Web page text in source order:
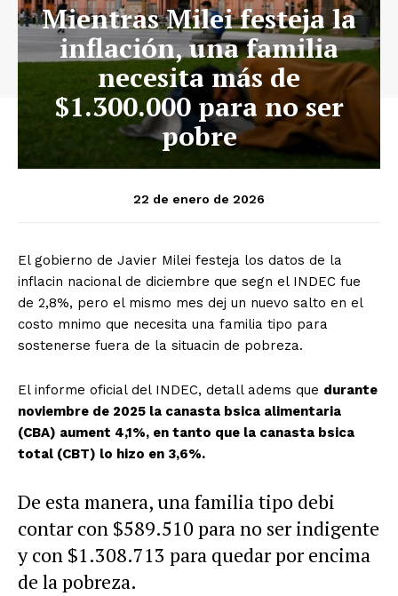
Mientras Milei festeja la
inflación, una familia
necesita más de
$1.300.000 para no ser
pobre
22 de enero de 2026
El gobierno de Javier Milei festeja los datos de la
inflacin nacional de diciembre que segn el INDEC fue
de 2,8%, pero el mismo mes dej un nuevo salto en el
costo mnimo que necesita una familia tipo para
sostenerse fuera de la situacin de pobreza.
El informe oficial del INDEC, detall adems que durante
noviembre de 2025 la canasta bsica alimentaria
(CBA) aument 4,1%, en tanto que la canasta bsica
total (CBT) lo hizo en 3,6%.
De esta manera, una familia tipo debi
contar con $589.510 para no ser indigente
y con $1.308.713 para quedar por encima
de la pobreza.